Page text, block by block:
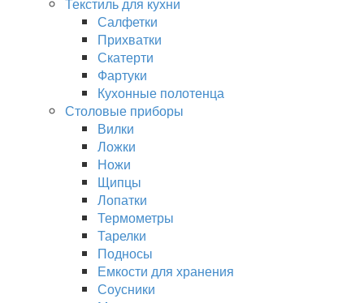
Салфетки
Прихватки
Скатерти
Фартуки
Кухонные полотенца
Столовые приборы
Вилки
Ложки
Ножи
Щипцы
Лопатки
Термометры
Тарелки
Подносы
Емкости для хранения
Соусники